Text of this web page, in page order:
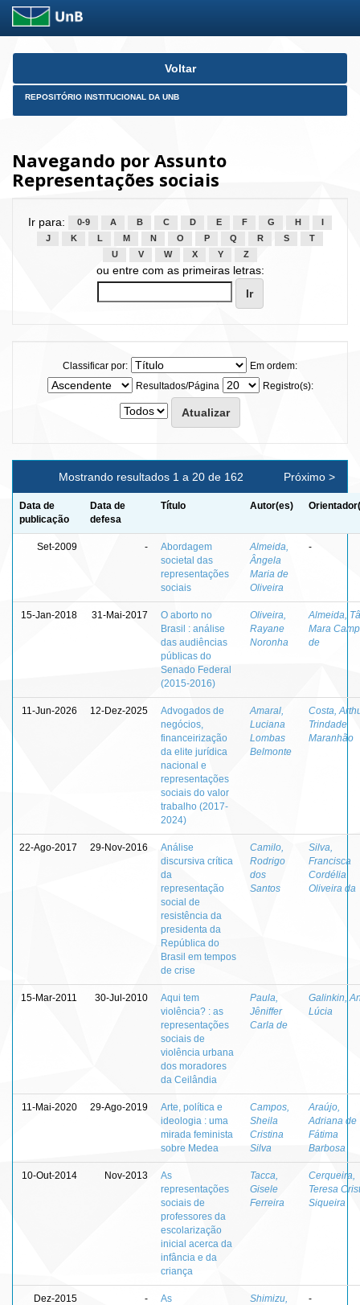
Skip
Voltar
REPOSITÓRIO INSTITUCIONAL DA UNB
Navegando por Assunto
Representações sociais
Ir para: 0-9 A B C D E F G H
J
K L M N O P Q R S
T
U
V W X Y Z
ou entre com as primeiras letras:
Classificar por:
Em ordem:
Resultados/Página
Registro(s):
Mostrando resultados 1 a 20 de 162 Próximo >
Data de
publicação
Data de
defesa
Título Autor(es)
Set-2009 -
Abordagem
societal das
representações
sociais
Almeida,
Ângela
Maria de
Oliveira
-
15-Jan-2018 31-Mai-2017
O aborto no
Brasil : análise
das audiências
públicas do
Senado Federal
(2015-2016)
Oliveira,
Rayane
Noronha
Almeida,
Mara
de
11-Jun-2026 12-Dez-2025
Advogados de
negócios,
financeirização
da elite jurídica
nacional e
representações
sociais do valor
trabalho (2017-
2024)
Amaral,
Luciana
Lombas
Belmonte
Costa,
Trindade
Maranhão
22-Ago-2017 29-Nov-2016
Análise
discursiva crítica
da
representação
social de
resistência da
presidenta da
República do
Brasil em tempos
de crise
Camilo,
Rodrigo
dos
Santos
Silva,
Francisca
Cordélia
Oliveira da
15-Mar-2011 30-Jul-2010
Aqui tem
violência? : as
representações
sociais de
violência urbana
dos moradores
da Ceilândia
Paula,
Jêniffer
Carla de
Galinkin,
Lúcia
11-Mai-2020 29-Ago-2019
Arte, política e
ideologia : uma
mirada feminista
sobre Medea
Campos,
Sheila
Cristina
Silva
Araújo,
Adriana de
Fátima
Barbosa
10-Out-2014 Nov-2013
As
representações
sociais de
professores da
escolarização
inicial acerca da
infância e da
criança
Tacca,
Gisele
Ferreira
Cerqueira,
Teresa
Siqueira
Dez-2015 -
As
Shimizu,
-